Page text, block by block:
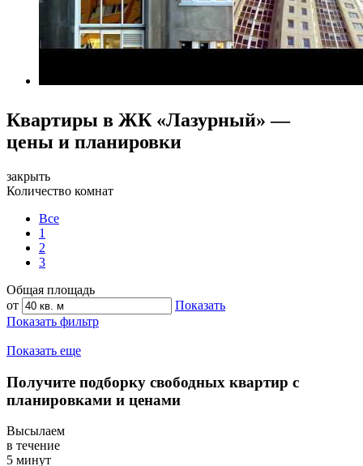
Квартиры в ЖК «Лазурный» —
цены и планировки
закрыть
Количество комнат
Все
1
2
3
Общая площадь
от
Показать
Показать фильтр
Показать еще
Получите подборку свободных квартир с
планировками и ценами
Высылаем
в течение
5 минут